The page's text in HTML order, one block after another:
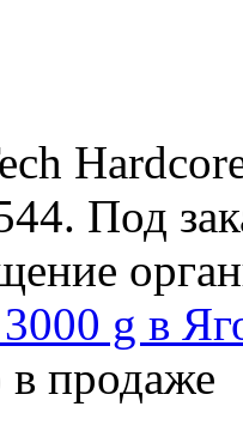
Под
g в
продаже